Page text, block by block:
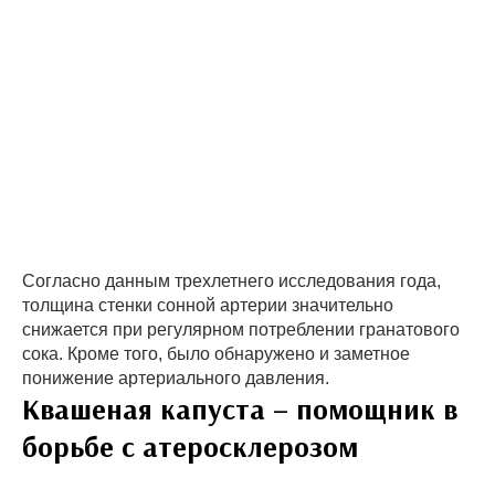
Согласно данным трехлетнего исследования года,
толщина стенки сонной артерии значительно
снижается при регулярном потреблении гранатового
сока. Кроме того, было обнаружено и заметное
понижение артериального давления.
Квашеная капуста – помощник в
борьбе с атеросклерозом